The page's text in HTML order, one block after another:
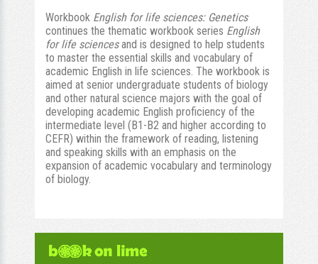
Workbook English for life sciences: Genetics
continues the thematic workbook series English
for life sciencesand is designed to help students
to master the essential skills and vocabulary of
academic English in life sciences. The workbook is
aimed at senior undergraduate students of biology
and other natural science majors with the goal of
developing academic English proficiency of the
intermediate level (B1-B2 and higher according to
CEFR) within the framework of reading, listening
and speaking skills with an emphasis on the
expansion of academic vocabulary and terminology
of biology.